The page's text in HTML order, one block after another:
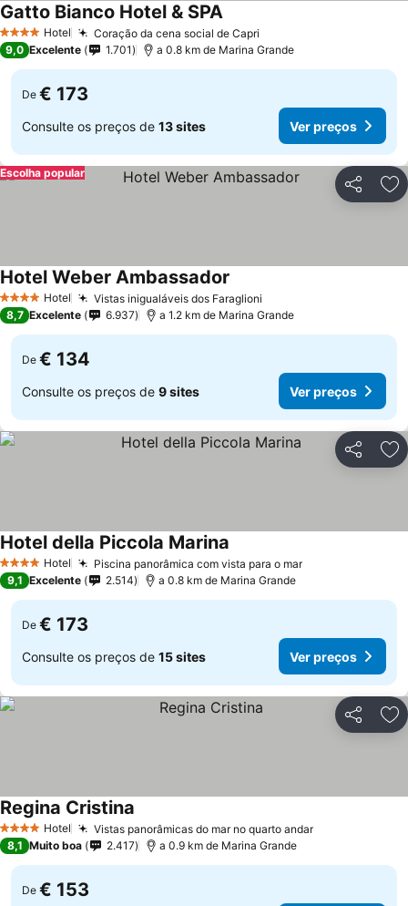
4 EstrelasHotel Coração da cena social de Capri
Gatto Bianco Hotel & SPA
9,0 Excelente 1.701 a 0.8 km de Marina Grande
De € 173
Consulte os preços de 13 sites Ver preços
Partilhar
Escolha popular
4 EstrelasHotel Vistas inigualáveis dos Faraglioni
Hotel Weber Ambassador
8,7 Excelente 6.937 a 1.2 km de Marina Grande
De € 134
Consulte os preços de 9 sites Ver preços
Partilhar
4 EstrelasHotel Piscina panorâmica com vista para o mar
Hotel della Piccola Marina
9,1 Excelente 2.514 a 0.8 km de Marina Grande
De € 173
Consulte os preços de 15 sites Ver preços
Partilhar
4 EstrelasHotel Vistas panorâmicas do mar no quarto andar
Regina Cristina
8,1 Muito boa 2.417 a 0.9 km de Marina Grande
De € 153